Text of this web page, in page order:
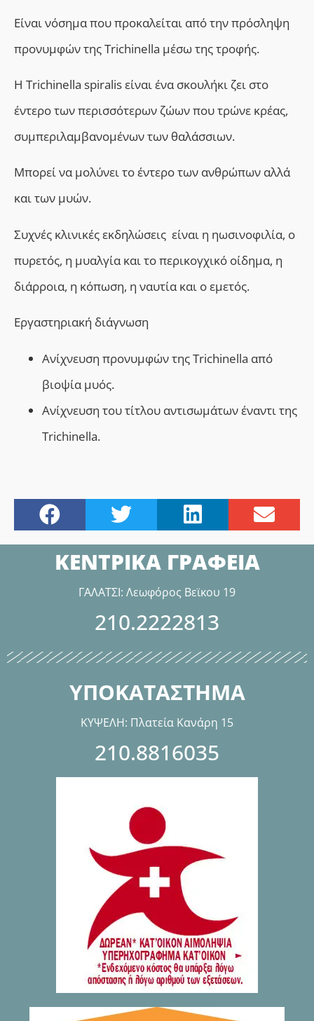
Είναι νόσημα που προκαλείται από την πρόσληψη
προνυµφών της Trichinella µέσω της τροφής.
Η Trichinella spiralis είναι ένα σκουλήκι ζει στο
έντερο των περισσότερων ζώων που τρώνε κρέας,
συμπεριλαμβανομένων των θαλάσσιων.
Μπορεί να μολύνει το έντερο των ανθρώπων αλλά
και των μυών.
Συχνές κλινικές εκδηλώσεις είναι η ηωσινοφιλία, ο
πυρετός, η µυαλγία και το περικογχικό οίδηµα, η
διάρροια, η κόπωση, η ναυτία και ο εμετός.
Εργαστηριακή διάγνωση
Ανίχνευση προνυµφών της Trichinella από
βιοψία µυός.
Ανίχνευση του τίτλου αντισωμάτων έναντι της
Trichinella.
ΚΕΝΤΡΙΚΑ ΓΡΑΦΕΙΑ
ΓΑΛΑΤΣΙ: Λεωφόρος Βεϊκου 19
210.2222813
ΥΠΟΚΑΤΑΣΤΗΜΑ
ΚΥΨΕΛΗ: Πλατεία Κανάρη 15
210.8816035